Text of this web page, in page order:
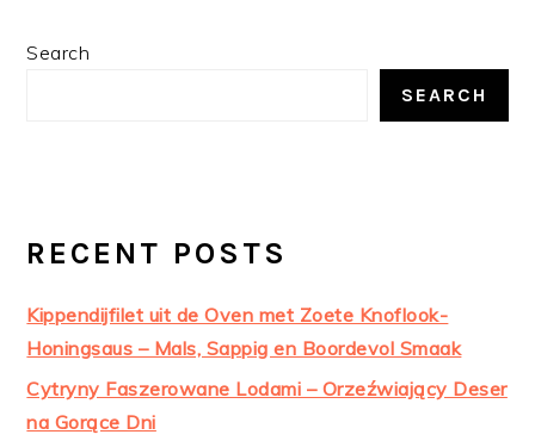
PRIMARY
Search
SEARCH
RECENT POSTS
Kippendijfilet uit de Oven met Zoete Knoflook-
Honingsaus – Mals, Sappig en Boordevol Smaak
Cytryny Faszerowane Lodami – Orzeźwiający Deser
na Gorące Dni